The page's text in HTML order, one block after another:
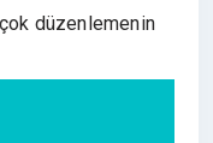
düzenlemenin